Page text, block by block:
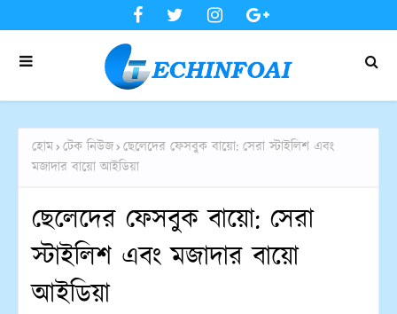
হোম টেক নিউজ ছেলেদের ফেসবুক বায়ো: সেরা স্টাইলিশ এবং
মজাদার বায়ো আইডিয়া
ছেলেদের ফেসবুক বায়ো: সেরা
স্টাইলিশ এবং মজাদার বায়ো
আইডিয়া